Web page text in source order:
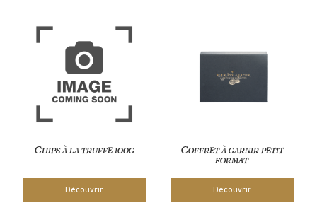
Chips à la truffe 100g
Découvrir
Coffret à garnir petit
format
Découvrir